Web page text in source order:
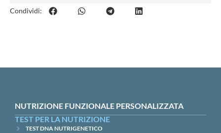
Condividi:
NUTRIZIONE FUNZIONALE PERSONALIZZATA
TEST PER LA NUTRIZIONE
TEST DNA NUTRIGENETICO